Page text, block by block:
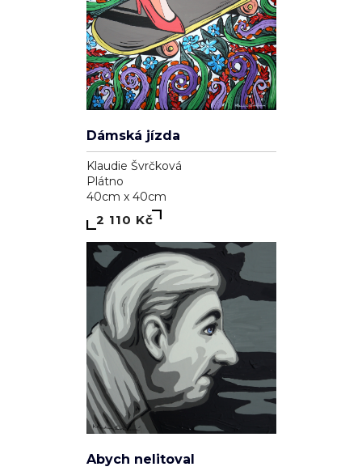
Dámská jízda
Klaudie Švrčková
Plátno
40cm x 40cm
2 110 Kč
Abych nelitoval